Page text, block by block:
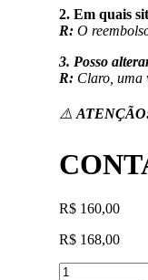
2. Em quais
R: O
3. Posso
R: Claro, uma
⚠️
R$ 160,00
R$ 168,00